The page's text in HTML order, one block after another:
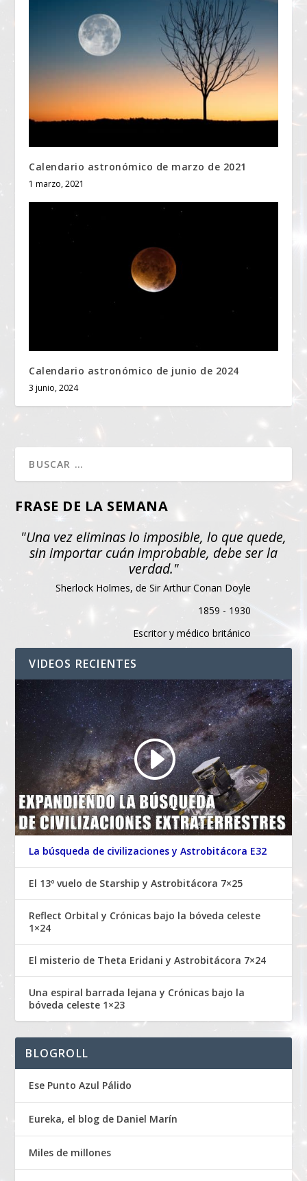
Calendario astronómico de marzo de 2021
1 marzo, 2021
Calendario astronómico de junio de 2024
3 junio, 2024
FRASE DE LA SEMANA
"Una vez eliminas lo imposible, lo que quede,
sin importar cuán improbable, debe ser la
verdad."
Sherlock Holmes, de Sir Arthur Conan Doyle
1859 - 1930
Escritor y médico británico
VIDEOS RECIENTES
La búsqueda de civilizaciones y Astrobitácora E32
El 13º vuelo de Starship y Astrobitácora 7×25
Reflect Orbital y Crónicas bajo la bóveda celeste
1×24
El misterio de Theta Eridani y Astrobitácora 7×24
Una espiral barrada lejana y Crónicas bajo la
bóveda celeste 1×23
BLOGROLL
Ese Punto Azul Pálido
Eureka, el blog de Daniel Marín
Miles de millones